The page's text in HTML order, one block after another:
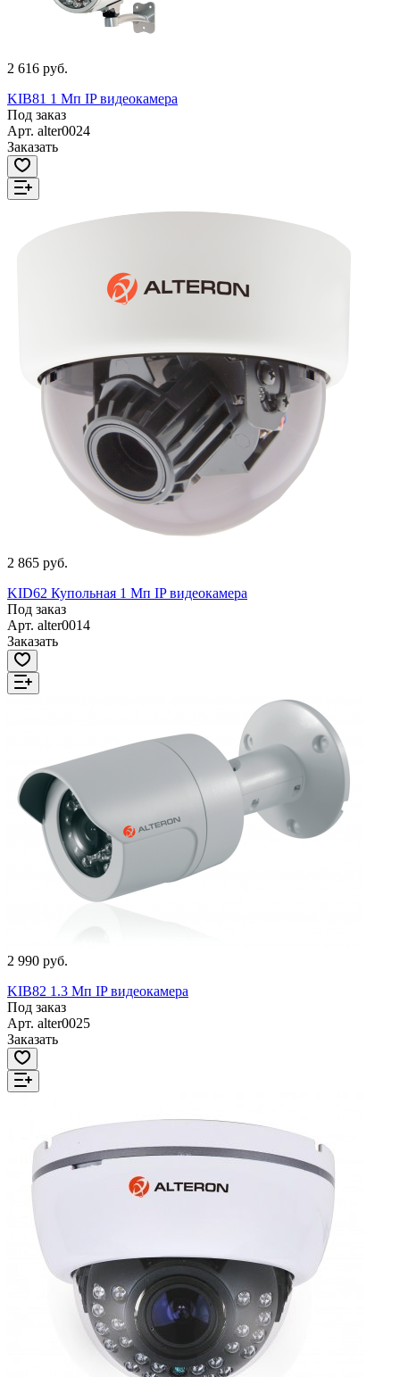
2 616 руб.
KIB81 1 Мп IP видеокамера
Под заказ
Арт. alter0024
Заказать
2 865 руб.
KID62 Купольная 1 Мп IP видеокамера
Под заказ
Арт. alter0014
Заказать
2 990 руб.
KIB82 1.3 Мп IP видеокамера
Под заказ
Арт. alter0025
Заказать